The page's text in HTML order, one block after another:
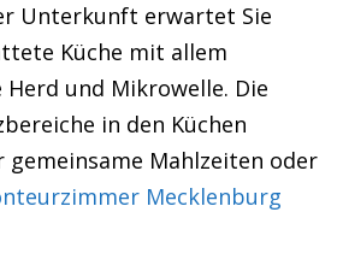
Unterkunft erwartet Sie
Küche mit allem
und Mikrowelle. Die
in den Küchen
gemeinsame Mahlzeiten oder
Mecklenburg